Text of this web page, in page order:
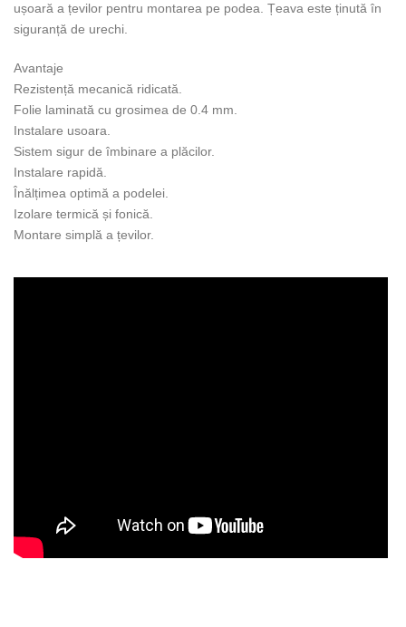
ușoară a țevilor pentru montarea pe podea. Țeava este ținută în
siguranță de urechi.
Avantaje
Rezistență mecanică ridicată.
Folie laminată cu grosimea de 0.4 mm.
Instalare usoara.
Sistem sigur de îmbinare a plăcilor.
Instalare rapidă.
Înălțimea optimă a podelei.
Izolare termică și fonică.
Montare simplă a țevilor.